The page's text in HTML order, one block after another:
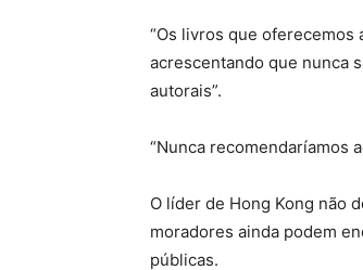
“Os livros que oferecemos
acrescentando que nunca
autorais”.
“Nunca recomendaríamos
O líder de Hong Kong não
moradores ainda podem
públicas.